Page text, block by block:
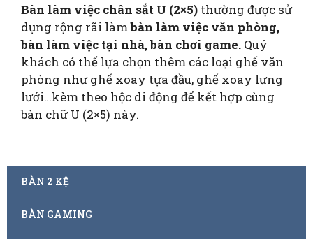
BÀN 2 KỆ
BÀN GAMING
Bàn làm việc chân sắt U (2×5) thường được sử
dụng rộng rãi làmbàn làm việc văn phòng,
bàn làm việc tại nhà, bàn chơi game. Quý
khách có thể lựa chọn thêm các loại ghế văn
phòng như ghế xoay tựa đầu, ghế xoay lưng
lưới…kèm theo hộc di động để kết hợp cùng
bàn chữ U (2×5) này.